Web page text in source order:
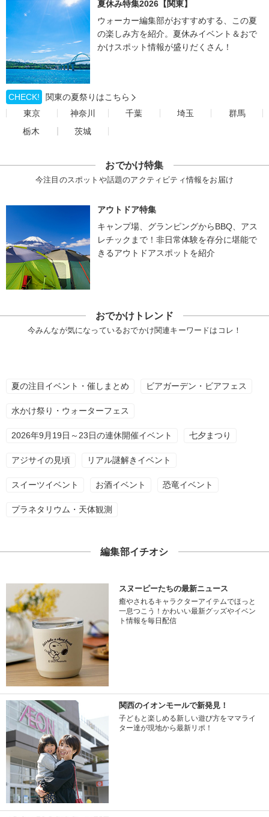
夏休み特集2026【関東】
ウォーカー編集部がおすすめする、この夏
の楽しみ方を紹介。夏休みイベント＆おで
かけスポット情報が盛りだくさん！
CHECK!
関東の夏祭りはこちら
東京
神奈川 千葉 埼玉
群馬
栃木
茨城
おでかけ特集
今注目のスポットや話題のアクティビティ情報をお届け
アウトドア特集
キャンプ場、グランピングからBBQ、アス
レチックまで！非日常体験を存分に堪能で
きるアウトドアスポットを紹介
おでかけトレンド
今みんなが気になっているおでかけ関連キーワードはコレ！
夏の注目イベント・催しまとめ ビアガーデン・ビアフェス
水かけ祭り・ウォーターフェス
2026年9月19日～23日の連休開催イベント 七夕まつり
アジサイの見頃 リアル謎解きイベント
スイーツイベント お酒イベント 恐竜イベント
プラネタリウム・天体観測
編集部イチオシ
スヌーピーたちの最新ニュース
癒やされるキャラクターアイテムでほっと
一息つこう！かわいい最新グッズやイベン
ト情報を毎日配信
関西のイオンモールで新発見！
子どもと楽しめる新しい遊び方をママライ
ター達が現地から最新リポ！